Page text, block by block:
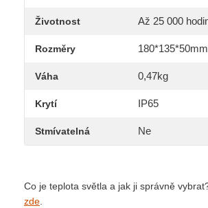
Životnost Až 25 000
Rozměry
Váha 0,47kg
Krytí IP65
Stmívatelná Ne
Co je teplota světla a jak ji správně
zde